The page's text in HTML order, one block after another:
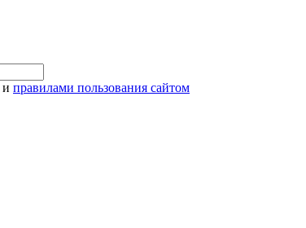
и правилами пользования сайтом